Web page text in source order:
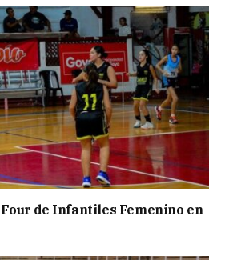
de Infantiles Femenino en